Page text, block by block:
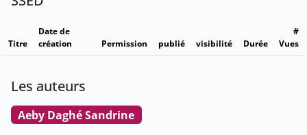
Titre
Date de
création
Permission publié visibilité Durée
#
Vues
Les auteurs
Aeby Daghé Sandrine